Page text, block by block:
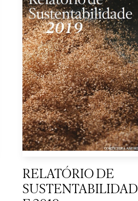
RELATÓRIO DE
SUSTENTABILIDAD